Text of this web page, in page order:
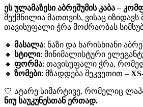
ეს ულამაზესი აბრეშუმის კაბა –
შექმნილია მათთვის, ვისაც
თავისუფალი ჭრა მოძრაობას
🔸 მასალა: ნაზი და ხარისხიანი
🔸 სტილი: მინიმალისტური
🔸 ფორმა: თავისუფალი ჭრა,
🔸 ზომები: მზადდება შეკვეთით –
🤍 ატარე სიმარტივე, რომელიც
ნიუ საუკუნესთან ერთად.